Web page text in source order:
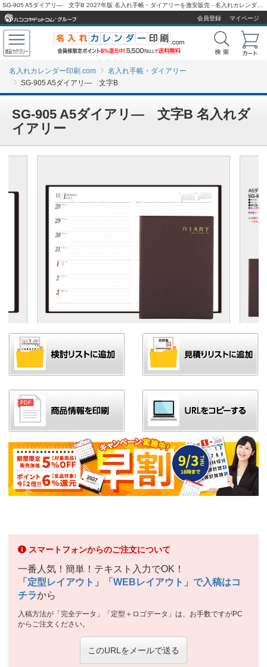
会員登録
マイページ
名入れカレンダー印刷.com
名入れ手帳・ダイアリー
SG-905 A5ダイアリ― 文字B
SG-905 A5ダイアリ― 文字B 名入れダ
イアリー
スマートフォンからのご注文について
一番人気！簡単！テキスト入力でOK！
「定型レイアウト」「WEBレイアウト」で入稿はコ
チラから
入稿方法が「完全データ」「定型＋ロゴデータ」は、お手数ですがPC
からご注文ください。
このURLをメールで送る